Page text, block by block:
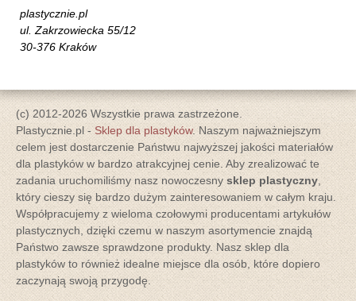
plastycznie.pl
ul. Zakrzowiecka 55/12
30-376 Kraków
(c) 2012-2026 Wszystkie prawa zastrzeżone.
Plastycznie.pl -Sklep dla plastyków. Naszym najważniejszym
celem jest dostarczenie Państwu najwyższej jakości materiałów
dla plastyków w bardzo atrakcyjnej cenie. Aby zrealizować te
zadania uruchomiliśmy nasz nowoczesnysklep plastyczny,
który cieszy się bardzo dużym zainteresowaniem w całym kraju.
Współpracujemy z wieloma czołowymi producentami artykułów
plastycznych, dzięki czemu w naszym asortymencie znajdą
Państwo zawsze sprawdzone produkty. Nasz sklep dla
plastyków to również idealne miejsce dla osób, które dopiero
zaczynają swoją przygodę.